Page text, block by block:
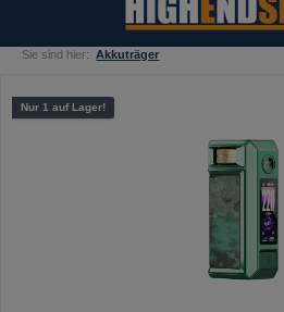
Sie sind hier: Akkuträger
Bildergalerie überspringen
Nur 1 auf Lager!